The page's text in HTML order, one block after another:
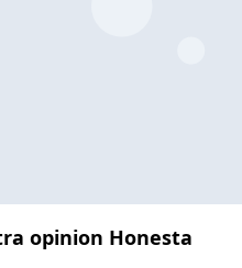
opinion Honesta